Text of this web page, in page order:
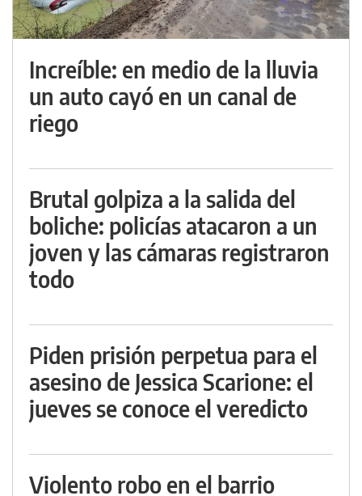
Increíble: en medio de la lluvia
un auto cayó en un canal de
riego
Brutal golpiza a la salida del
boliche: policías atacaron a un
joven y las cámaras registraron
todo
Piden prisión perpetua para el
asesino de Jessica Scarione: el
jueves se conoce el veredicto
Violento robo en el barrio